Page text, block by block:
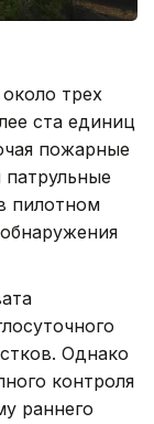
трех
ста единиц
пожарные
пилотном
Однако
контроля
раннего